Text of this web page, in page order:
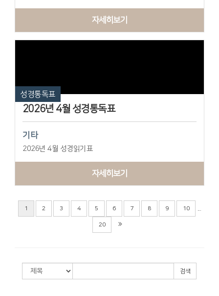
자세히보기
성경통독표
2026년 4월 성경통독표
기타
2026년 4월 성경읽기표
자세히보기
1 2 3 4 5 6 7 8 9 10
20
검색